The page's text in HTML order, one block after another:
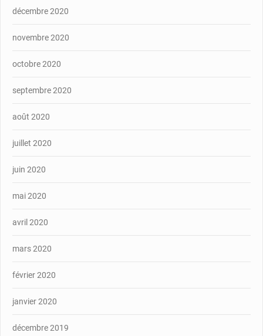
décembre 2020
novembre 2020
octobre 2020
septembre 2020
août 2020
juillet 2020
juin 2020
mai 2020
avril 2020
mars 2020
février 2020
janvier 2020
décembre 2019